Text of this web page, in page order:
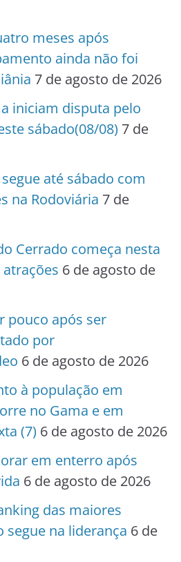
meses após
ainda não foi
7 de agosto de 2026
iniciam disputa pelo
sábado(08/08) 7 de
até sábado com
na Rodoviária 7 de
Cerrado começa nesta
atrações 6 de agosto de
pouco após ser
por
6 de agosto de 2026
à população em
no Gama e em
(7) 6 de agosto de 2026
em enterro após
6 de agosto de 2026
das maiores
segue na liderança 6 de